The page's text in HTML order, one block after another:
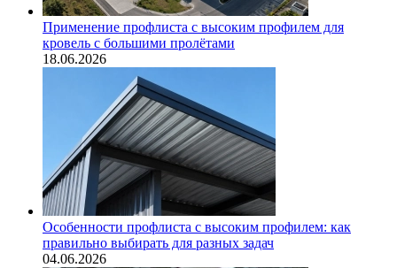
Применение профлиста с высоким профилем для
кровель с большими пролётами
18.06.2026
Особенности профлиста с высоким профилем: как
правильно выбирать для разных задач
04.06.2026